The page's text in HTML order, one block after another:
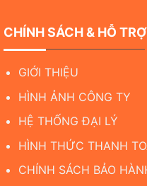
CHÍNH SÁCH & HỖ TRỢ
GIỚI THIỆU
HÌNH ẢNH CÔNG TY
HỆ THỐNG ĐẠI LÝ
HÌNH THỨC THANH
CHÍNH SÁCH BẢO